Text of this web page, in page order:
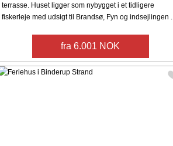
terrasse. Huset ligger som nybygget i et tidligere
fiskerleje med udsigt til Brandsø, Fyn og indsejlingen ...
fra 6.001 NOK